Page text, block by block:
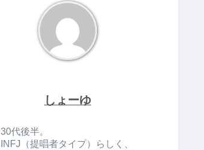
しょーゆ
30代後半。
INFJ（提唱者タイプ）らしく、